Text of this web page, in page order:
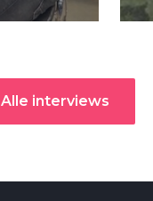
Alle interviews